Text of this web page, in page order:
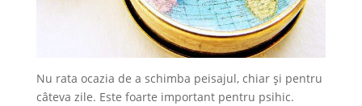
Nu rata ocazia de a schimba peisajul, chiar și pentru
câteva zile. Este foarte important pentru psihic.